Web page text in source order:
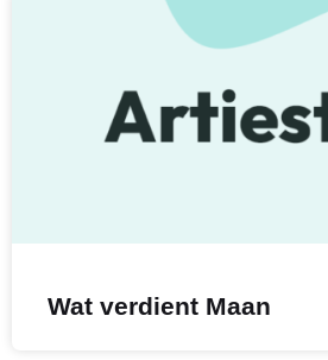
Wat verdient Maan